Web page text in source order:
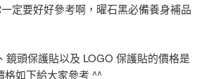
定要好好參考啊，曜石黑必備養身補品
鏡頭保護貼以及 LOGO 保護貼的價格是
格如下給大家參考 ^^